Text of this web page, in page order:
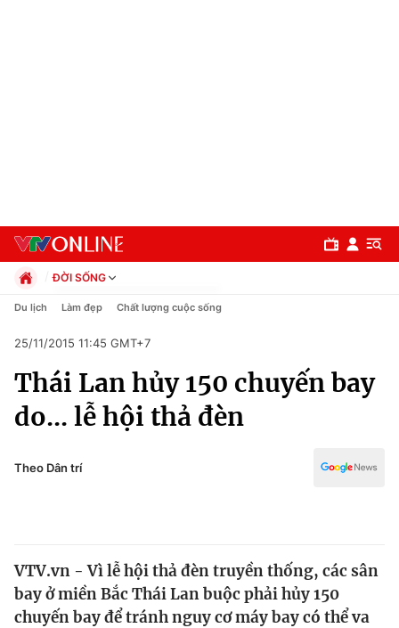
Chuyên mục
Chính trị
Thế giới
ĐỜI SỐNG
Chính trị
Pháp luật
Kinh tế
Thể thao
Truyền hình
Y tế
Du lịch Làm đẹp Chất lượng cuộc sống
25/11/2015 11:45 GMT+7
Thái Lan hủy 150 chuyến bay
do... lễ hội thả đèn
Theo Dân trí
VTV.vn - Vì lễ hội thả đèn truyền thống, các sân
bay ở miền Bắc Thái Lan buộc phải hủy 150
chuyến bay để tránh nguy cơ máy bay có thể va